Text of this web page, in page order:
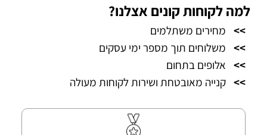
למה לקוחות קונים אצלנו?
>> מחירים משתלמים
>> משלוחים תוך מספר ימי עסקים
>> אלופים בתחום
>> קנייה מאובטחת ושירות לקוחות מעולה